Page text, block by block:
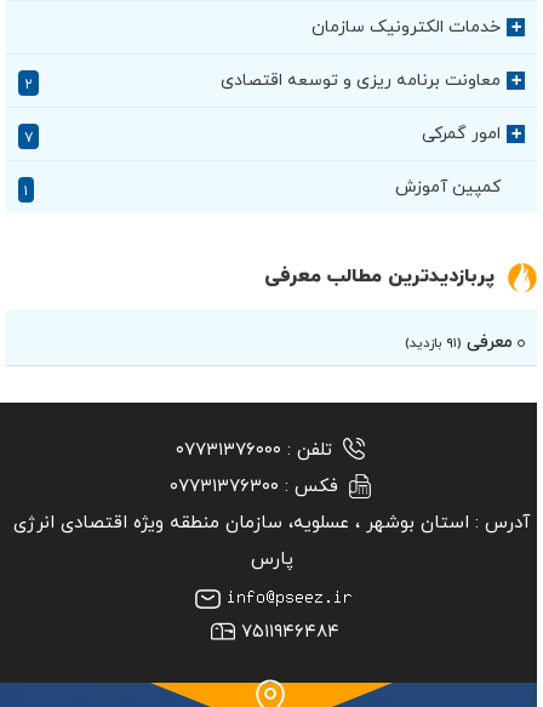
+ خدمات الکترونیک سازمان
+ معاونت برنامه ریزی و توسعه اقتصادی ۲
+ امور گمرکی ۷
کمپین آموزش
پربازدیدترین مطالب معرفی
معرفی (۹۱ بازدید)
تلفن : ۰۷۷۳۱۳۷۶۰۰۰
فکس : ۰۷۷۳۱۳۷۶۳۰۰
آدرس : استان بوشهر ‏، عسلویه، سازمان منطقه ویژه اقتصادی انرژی
پارس
۷۵۱۱۹۴۶۴۸۴